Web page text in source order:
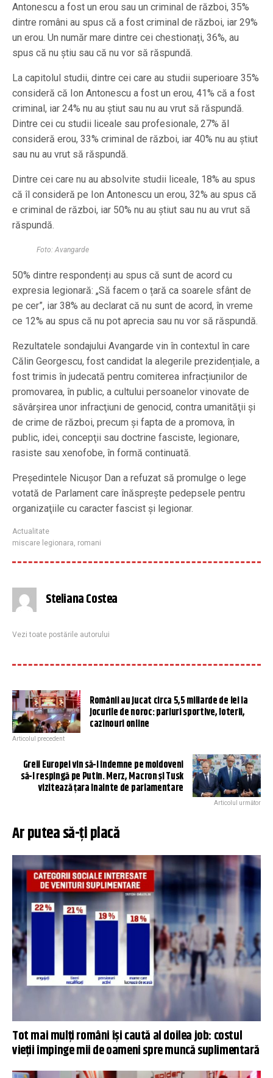
Antonescu a fost un erou sau un criminal de război, 35%
dintre români au spus că a fost criminal de război, iar 29%
un erou. Un număr mare dintre cei chestionați, 36%, au
spus că nu știu sau că nu vor să răspundă.
La capitolul studii, dintre cei care au studii superioare 35%
consideră că Ion Antonescu a fost un erou, 41% că a fost
criminal, iar 24% nu au știut sau nu au vrut să răspundă.
Dintre cei cu studii liceale sau profesionale, 27% ăl
consideră erou, 33% criminal de război, iar 40% nu au știut
sau nu au vrut să răspundă.
Dintre cei care nu au absolvite studii liceale, 18% au spus
că îl consideră pe Ion Antonescu un erou, 32% au spus că
e criminal de război, iar 50% nu au știut sau nu au vrut să
răspundă.
Foto: Avangarde
50% dintre respondenți au spus că sunt de acord cu
expresia legionară: „Să facem o țară ca soarele sfânt de
pe cer”, iar 38% au declarat că nu sunt de acord, în vreme
ce 12% au spus că nu pot aprecia sau nu vor să răspundă.
Rezultatele sondajului Avangarde vin în contextul în care
Călin Georgescu, fost candidat la alegerile prezidențiale, a
fost trimis în judecată pentru comiterea infracțiunilor de
promovarea, în public, a cultului persoanelor vinovate de
săvârşirea unor infracţiuni de genocid, contra umanităţii şi
de crime de război, precum şi fapta de a promova, în
public, idei, concepţii sau doctrine fasciste, legionare,
rasiste sau xenofobe, în formă continuată.
Președintele Nicușor Dan a refuzat să promulge o lege
votată de Parlament care înăspreşte pedepsele pentru
organizaţiile cu caracter fascist şi legionar.
Actualitate
miscare legionara romani
Steliana Costea
Vezi toate postările autorului
Românii au jucat circa 5,5 miliarde de lei la
jocurile de noroc: pariuri sportive, loterii,
cazinouri online
Articolul precedent
Greii Europei vin să-i îndemne pe moldoveni
să-l respingă pe Putin. Merz, Macron și Tusk
vizitează țara înainte de parlamentare
Articolul următor
Ar putea să-ți placă
Tot mai mulți români își caută al doilea job: costul
vieții împinge mii de oameni spre muncă suplimentară